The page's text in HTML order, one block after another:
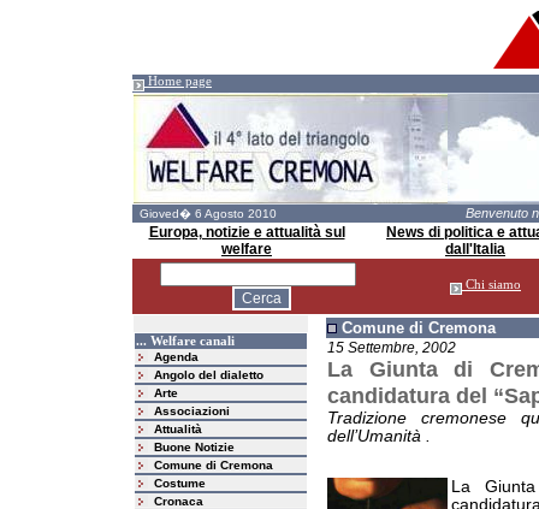
Home page
Gioved� 6 Agosto 2010 Benvenuto
Europa, notizie e attualità sul
welfare
News di politica e
dall'Italia
Chi siamo
... Welfare canali
Agenda
Angolo del dialetto
Arte
Associazioni
Attualità
Buone Notizie
Comune di Cremona
Costume
Cronaca
Comune di Cremona
15 Settembre, 2002
La Giunta di
candidatura del
Tradizione cremonese
dell’Umanità .
La